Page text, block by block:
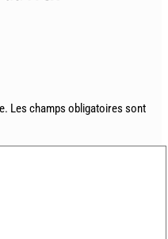
Les champs obligatoires sont